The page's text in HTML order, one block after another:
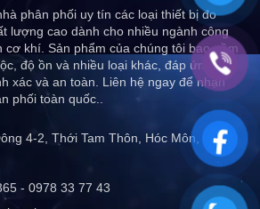
phân phối uy tín các loại thiết bị đo
lượng cao dành cho nhiều ngành công
cơ khí. Sản phẩm của chúng tôi bao gồm
độ ồn và nhiều loại khác, đáp ứng mọi
xác và an toàn. Liên hệ ngay để nhận
phối toàn quốc..
4-2, Thới Tam Thôn, Hóc Môn,
- 0978 33 77 43